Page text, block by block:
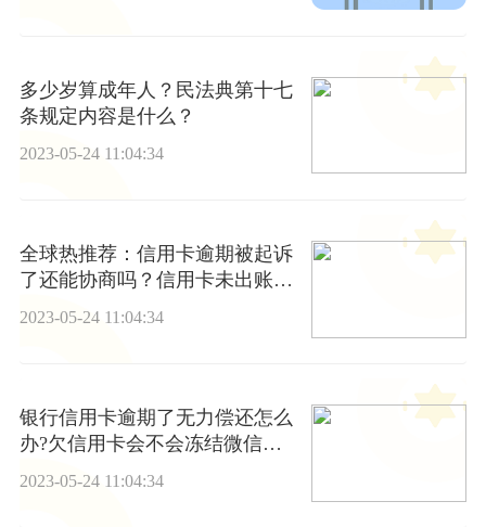
多少岁算成年人？民法典第十七
条规定内容是什么？
2023-05-24 11:04:34
全球热推荐：信用卡逾期被起诉
了还能协商吗？信用卡未出账单
2023-05-24 11:04:34
银行信用卡逾期了无力偿还怎么
办?欠信用卡会不会冻结微信账
户?
2023-05-24 11:04:34